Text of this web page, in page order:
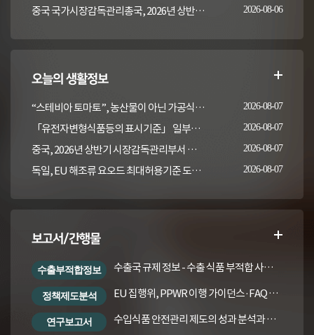
중국 국가시장감독관리총국, 2026년 상반기 시장감독관리부서 식품안전 감독 샘플검사 현황 통보 2026-08-06
오늘의 생활정보
“스테비아 토마토”, 농산물이 아닌 가공식품입니다 2026-08-07
「유전자변형식품등의 표시기준」 일부개정고시(안) 행정예고(식품의약품안전처 공고 제2026-389호, 2026. 8. 5.) 2026-08-07
중국, 2026년 상반기 시장감독관리부서 식품안전 감독 샘플검사 현황 통보 2026-08-07
독일, EU 해조류 요오드 최대허용기준 도입안 평가... 요오드 함량 표시 및 경고문 권고 2026-08-07
보고서/간행물
수출부적합정보 수출국 규제 정보 - 수출 식품 부적합 사례 및 관련 기준·규격('26년 1분기)
정책제도분석 EU 집행위, PPWR 이행 가이던스·FAQ 번역본
연구보고서 수입식품 안전관리 제도의 성과 분석과 수입식품법령의 재정비 방안